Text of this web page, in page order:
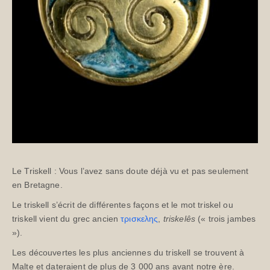
Le Triskell : Vous l’avez sans doute déjà vu et pas seulement
en Bretagne.
Le triskell s’écrit de différentes façons et le mot triskel ou
triskell vient du grec ancienτρισκελης, triskelês (« trois jambes
»).
Les découvertes les plus anciennes du triskell se trouvent à
Malte et dateraient de plus de 3 000 ans avant notre ère.